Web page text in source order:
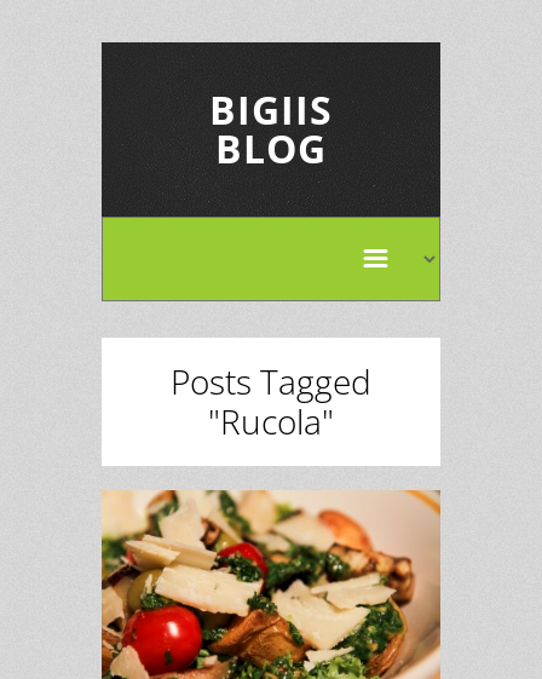
BIGIIS
BLOG
Posts Tagged
"Rucola"